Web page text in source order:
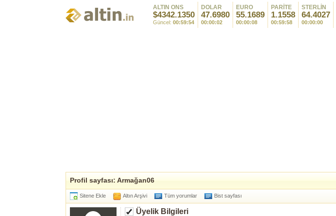
ALTIN ONS
$4342.1350
Güncel: 00:59:54
DOLAR
47.6980
00:00:02
EURO
55.1689
00:00:08
PARİTE
1.1558
00:59:58
STERLİN
64.4027
00:00:00
Profil sayfası: Armağan06
Sitene Ekle Altın Arşivi Tüm yorumlar Bist sayfası
Üyelik Bilgileri